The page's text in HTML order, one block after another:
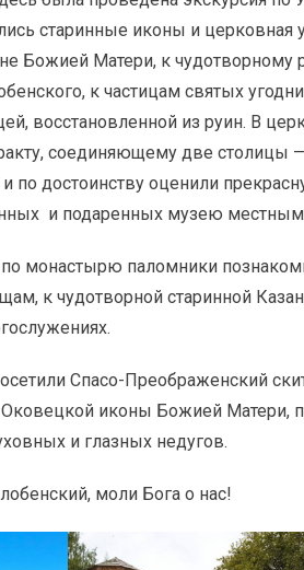
старинные иконы и
Божией Матери, к чудотворному
к частицам святых
восстановленной из руин. В
соединяющему две столицы
и по достоинству оценили
и подаренных музею
монастырю паломники
к чудотворной старинной
Спасо-Преображенский
иконы Божией Матери,
и глазных недугов.
моли Бога о нас!